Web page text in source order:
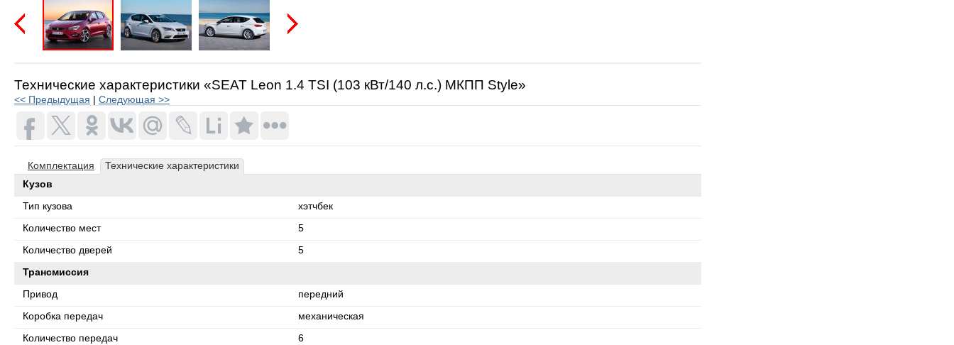
Технические характеристики «SEAT Leon 1.4 TSI (103 кВт/140 л.с.) МКПП Style»
<< Предыдущая Следующая >>
Комплектация
Технические характеристики
Кузов
Тип кузова хэтчбек
Количество мест 5
Количество дверей 5
Трансмиссия
Привод передний
Коробка передач механическая
Количество передач 6